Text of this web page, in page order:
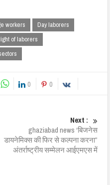
workers
Day laborers
of laborers
0 0
Next :
ghaziabad news ‘बिजनेस
डायनेमिक्स की फिर से कल्पना करना”
अंतर्राष्ट्रीय सम्मेलन आईएमएस में